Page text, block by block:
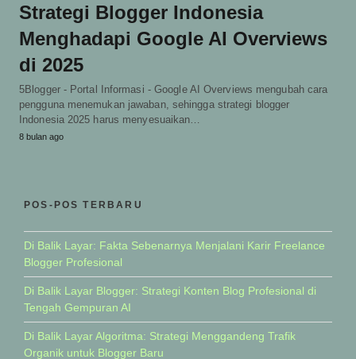
Strategi Blogger Indonesia
Menghadapi Google AI Overviews
di 2025
5Blogger - Portal Informasi - Google AI Overviews mengubah cara
pengguna menemukan jawaban, sehingga strategi blogger
Indonesia 2025 harus menyesuaikan…
8 bulan ago
POS-POS TERBARU
Di Balik Layar: Fakta Sebenarnya Menjalani Karir Freelance
Blogger Profesional
Di Balik Layar Blogger: Strategi Konten Blog Profesional di
Tengah Gempuran AI
Di Balik Layar Algoritma: Strategi Menggandeng Trafik
Organik untuk Blogger Baru